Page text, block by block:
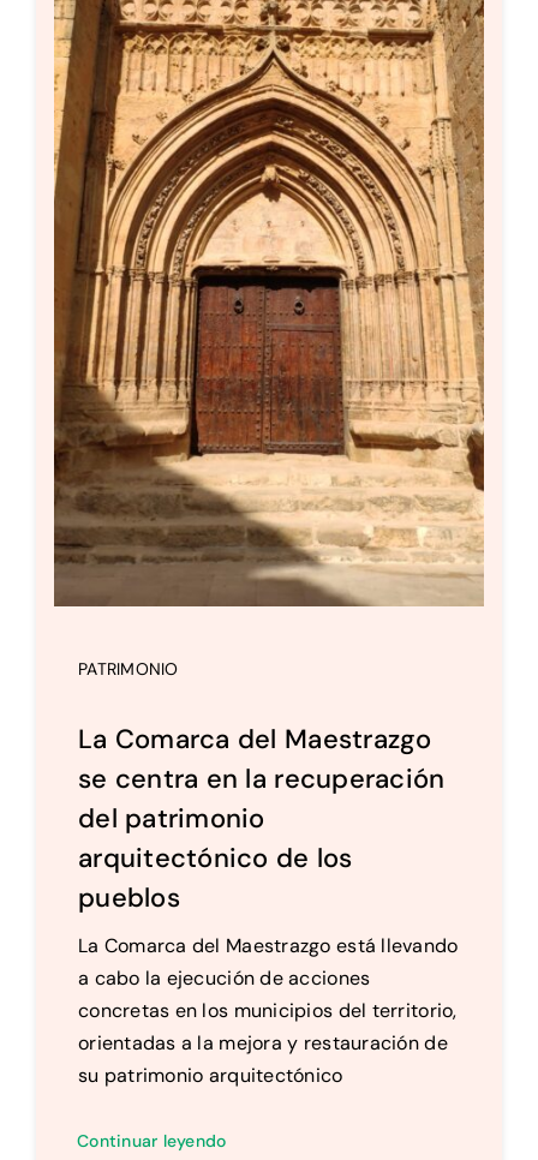
PATRIMONIO
La Comarca del Maestrazgo
se centra en la recuperación
del patrimonio
arquitectónico de los
pueblos
La Comarca del Maestrazgo está llevando
a cabo la ejecución de acciones
concretas en los municipios del territorio,
orientadas a la mejora y restauración de
su patrimonio arquitectónico
Continuar leyendo